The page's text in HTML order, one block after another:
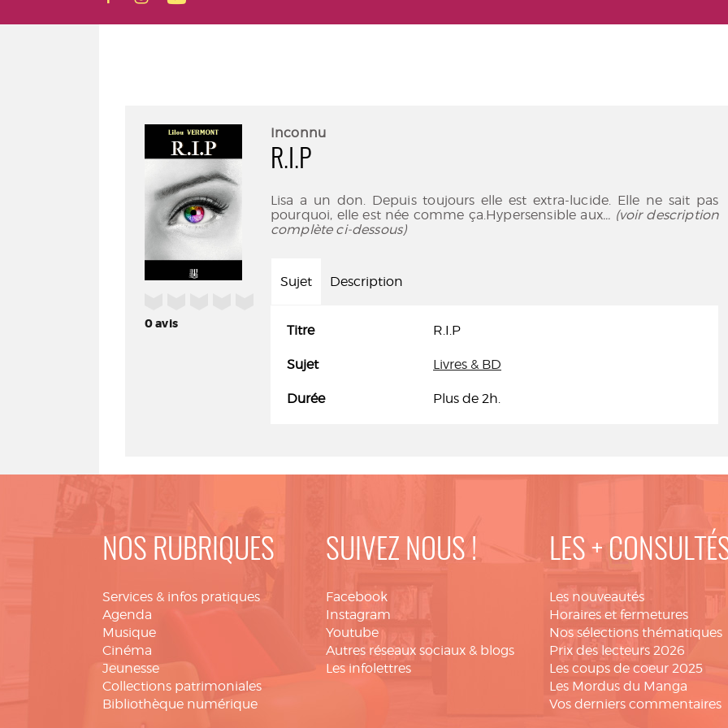
0avis
Inconnu
R.I.P
Lisa a un don. Depuis toujours elle est extra-lucide. Elle ne sait pas
pourquoi, elle est née comme ça.Hypersensible aux... (voir description
complète ci-dessous)
Sujet Description
Titre R.I.P
Sujet Livres & BD
Durée Plus de 2h.
NOS RUBRIQUES
Services & infos pratiques
Agenda
Musique
Cinéma
Jeunesse
Collections patrimoniales
Bibliothèque numérique
SUIVEZ NOUS !
Facebook
Instagram
Youtube
Autres réseaux sociaux & blogs
Les infolettres
LES +
Les nouveautés
Horaires et fermetures
Nos sélections thématiques
Prix des lecteurs 2026
Les coups de coeur 2025
Les Mordus du Manga
Vos derniers commentaires